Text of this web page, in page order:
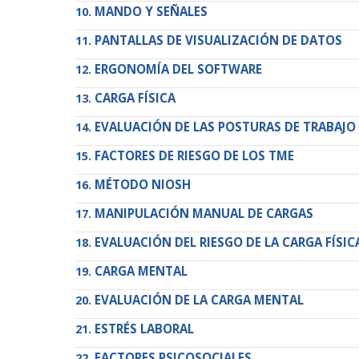
MANDO Y SEÑALES
PANTALLAS DE VISUALIZACIÓN DE DATOS
ERGONOMÍA DEL SOFTWARE
CARGA FÍSICA
EVALUACIÓN DE LAS POSTURAS DE TRABAJO
FACTORES DE RIESGO DE LOS TME
MÉTODO NIOSH
MANIPULACIÓN MANUAL DE CARGAS
EVALUACIÓN DEL RIESGO DE LA CARGA
CARGA MENTAL
EVALUACIÓN DE LA CARGA MENTAL
ESTRÉS LABORAL